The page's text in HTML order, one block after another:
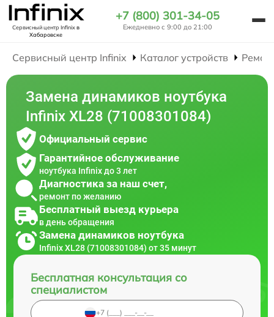
Сервисный центр Infinixв
Хабаровске
+7 (800) 301-34-05
Ежедневно с 9:00 до 21:00
Сервисный центр Infinix Каталог устройств
Замена динамиков ноутбука
Infinix XL28 (71008301084)
Официальный сервис
Гарантийное обслуживание
ноутбука Infinix до 3 лет
Диагностика за наш счет,
ремонт по желанию
Бесплатный выезд курьера
в день обращения
Замена динамиков ноутбука
Infinix XL28 (71008301084) от 35 минут
Бесплатная консультация со
специалистом